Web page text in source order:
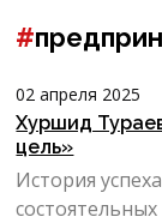
#
02 апреля 2025
Хуршид
цель»
История